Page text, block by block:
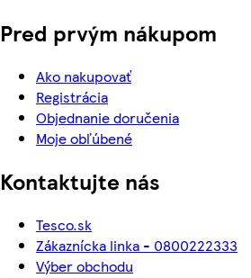
Pred prvým nákupom
Ako nakupovať
Registrácia
Objednanie doručenia
Moje obľúbené
Kontaktujte nás
Tesco.sk
Zákaznícka linka - 0800222333
Výber obchodu